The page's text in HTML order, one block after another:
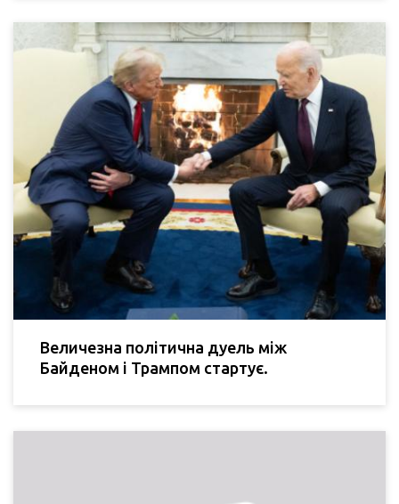
Величезна політична дуель між
Байденом і Трампом стартує.